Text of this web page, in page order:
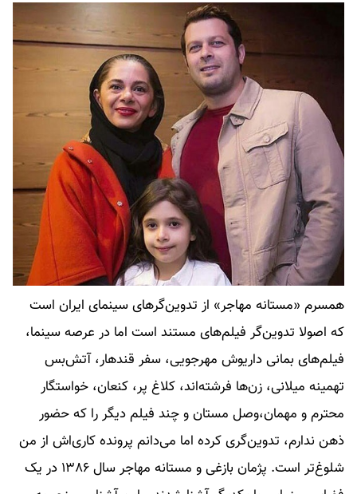
همسرم «مستانه مهاجر» از تدوین‌گرهای سینمای ایران است
که اصولا تدوین‌گر فیلم‌های مستند است اما در عرصه سینما،
فیلم‌های بمانی داریوش مهرجویی، سفر قندهار، آتش‌بس
تهمینه میلانی، زن‌ها فرشته‌اند، کلاغ پر، کنعان، خواستگار
محترم و مهمان،وصل مستان و چند فیلم دیگر را که حضور
ذهن ندارم، تدوین‌گری کرده اما می‌دانم پرونده کاری‌اش از من
شلوغ‌تر است. پژمان بازغی و مستانه مهاجر سال ١٣٨۶ در یک